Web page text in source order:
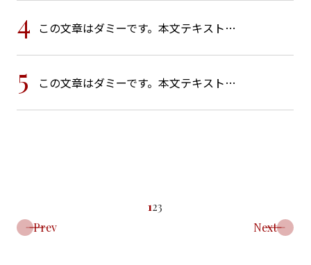
4 この文章はダミーです。本文テキスト…
5 この文章はダミーです。本文テキスト…
Prev
123
Next